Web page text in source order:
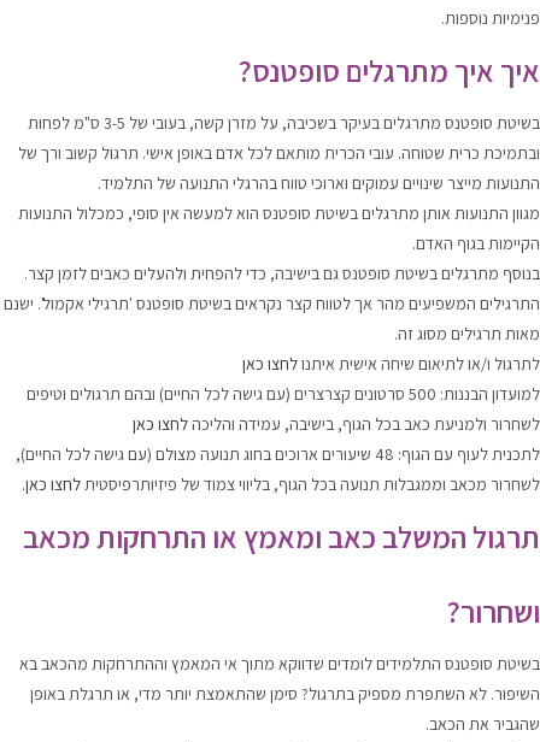
פנימיות נוספות.
איך איך מתרגלים סופטנס?
בשיטת סופטנס מתרגלים בעיקר בשכיבה, על מזרן קשה, בעובי של 3-5 ס"מ לפחות
ובתמיכת כרית שטוחה. עובי הכרית מותאם לכל אדם באופן אישי. תרגול קשוב ורך של
התנועות מייצר שינויים עמוקים וארוכי טווח בהרגלי התנועה של התלמיד.
מגוון התנועות אותן מתרגלים בשיטת סופטנס הוא למעשה אין סופי, כמכלול התנועות
הקיימות בגוף האדם.
בנוסף מתרגלים בשיטת סופטנס גם בישיבה, כדי להפחית ולהעלים כאבים לזמן קצר.
התרגילים המשפיעים מהר אך לטווח קצר נקראים בשיטת סופטנס 'תרגילי אקמול'. ישנם
מאות תרגילים מסוג זה.
לתרגול ו/או לתיאום שיחה אישית איתנולחצו כאן
למועדון הבננות: 500 סרטונים קצרצרים (עם גישה לכל החיים) ובהם תרגולים וטיפים
לשחרור ולמניעת כאב בכל הגוף, בישיבה, עמידה והליכהלחצו כאן
לתכנית לעוף עם הגוף: 48 שיעורים ארוכים בחוג תנועה מצולם (עם גישה לכל החיים),
לשחרור מכאב וממגבלות תנועה בכל הגוף, בליווי צמוד של פיזיותרפיסטיתלחצו כאן.
תרגול המשלב כאב ומאמץ או התרחקות מכאב
ושחרור?
בשיטת סופטנס התלמידים לומדים שדווקא מתוך אי המאמץ וההתרחקות מהכאב בא
השיפור. לא השתפרת מספיק בתרגול? סימן שהתאמצת יותר מדי, או תרגלת באופן
שהגביר את הכאב.